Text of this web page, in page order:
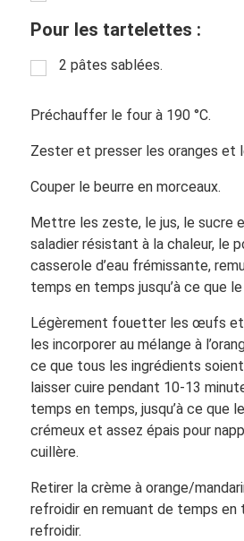
Pour les tartelettes :
2 pâtes sablées.
Préchauffer le four à 190 °C.
Zester et presser les oranges et
Couper le beurre en morceaux.
Mettre les zeste, le jus, le sucre
saladier résistant à la chaleur, le
casserole d’eau frémissante,
temps en temps jusqu’à ce que
Légèrement fouetter les œufs et
les incorporer au mélange à
ce que tous les ingrédients
laisser cuire pendant 10-13
temps en temps, jusqu’à ce que
crémeux et assez épais pour
cuillère.
Retirer la crème à orange/
refroidir en remuant de temps en
refroidir.